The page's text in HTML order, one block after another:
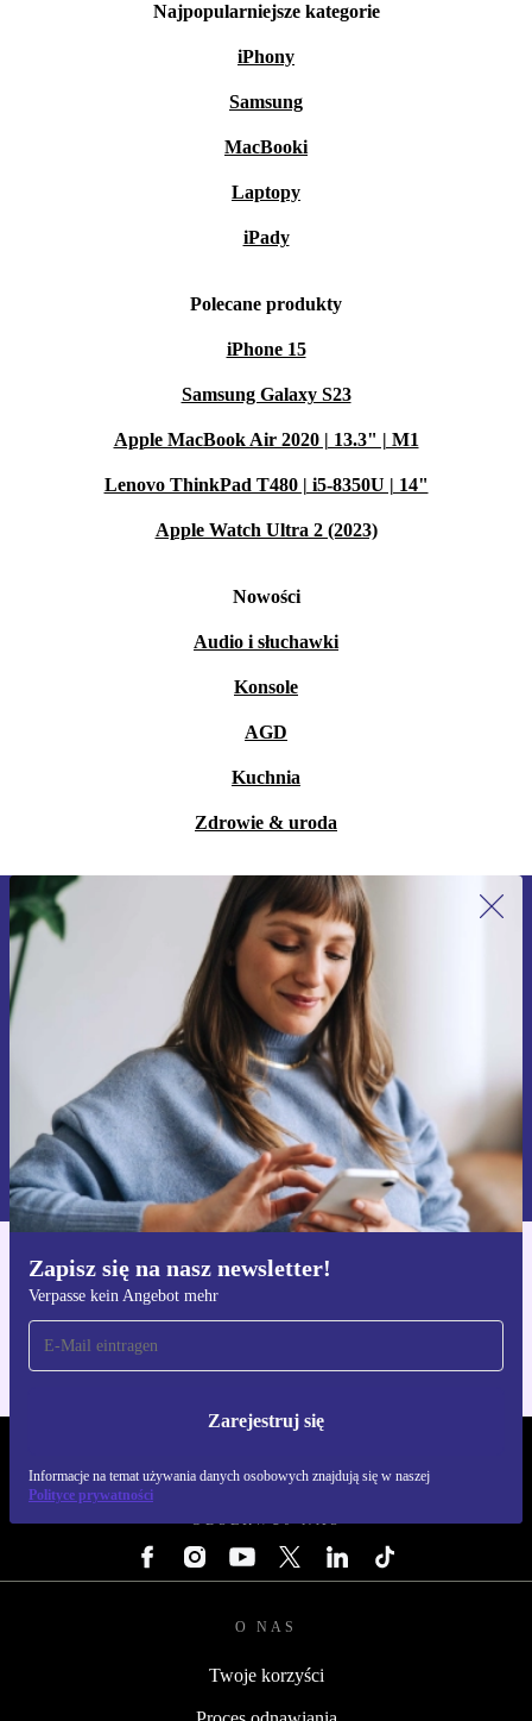
Najpopularniejsze kategorie
iPhony
Samsung
MacBooki
Laptopy
iPady
Polecane produkty
iPhone 15
Samsung Galaxy S23
Apple MacBook Air 2020 | 13.3" | M1
Lenovo ThinkPad T480 | i5-8350U | 14"
Apple Watch Ultra 2 (2023)
Nowości
Audio i słuchawki
Konsole
AGD
Kuchnia
Zdrowie & uroda
Zapisz się na nasz newsletter!
Verpasse kein Angebot mehr
Zarejestruj się
Informacje na temat używania danych osobowych znajdują się w naszej
Polityce prywatności
Zapisz się na nasz newsletter!
Nie przegap żadnej oferty.
Zarejestruj się
Informacje na temat używania danych osobowych znajdują się w
naszej
Polityce prywatności
Pobierz aplikację refurbed
Dla iOS i Android
OBSERWUJ NAS
O NAS
Twoje korzyści